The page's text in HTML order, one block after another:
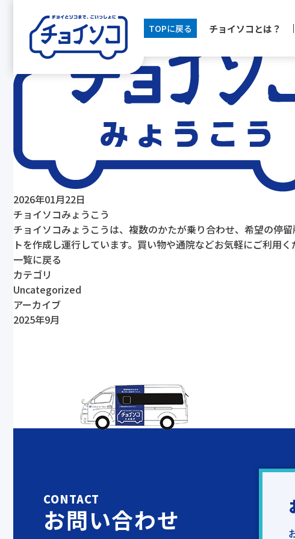
TOPに戻る チョイソコとは？
2026年01月22日
チョイソコみょうこう
チョイソコみょうこうは、複数のかたが乗り合わせ、希望の停
トを作成し運行しています。買い物や通院などお気軽にご利用く
一覧に戻る
カテゴリ
Uncategorized
アーカイブ
2025年9月
CONTACT
お問い合わせ